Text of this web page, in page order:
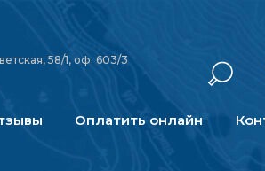
58/1, оф. 603/3
Оплатить онлайн